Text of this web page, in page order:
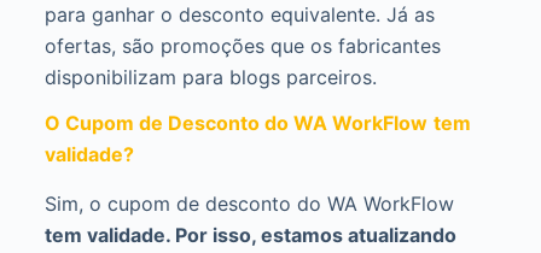
para ganhar o desconto equivalente. Já as
ofertas, são promoções que os fabricantes
disponibilizam para blogs parceiros.
O Cupom de Desconto do WA WorkFlow tem
validade?
Sim, o cupom de desconto do WA WorkFlow
tem validade. Por isso, estamos atualizando